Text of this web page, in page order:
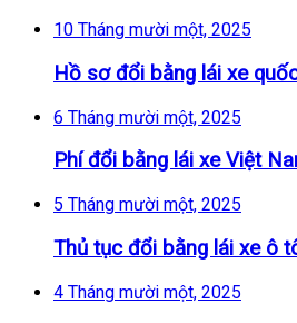
10 Tháng mười một, 2025
Hồ sơ đổi bằng lái xe
6 Tháng mười một, 2025
Phí đổi bằng lái xe Việt
5 Tháng mười một, 2025
Thủ tục đổi bằng lái xe ô
4 Tháng mười một, 2025